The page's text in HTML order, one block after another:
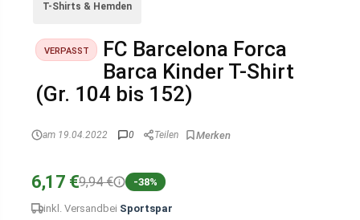
T-Shirts & Hemden
VERPASST
FC Barcelona Forca
Barca Kinder T-Shirt
(Gr. 104 bis 152)
am 19.04.2022 0 Teilen
6,17 €9,94 € -38%
inkl. Versand bei Sportspar